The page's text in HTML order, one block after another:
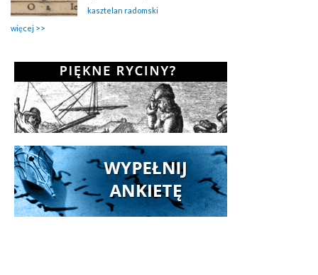
kasztelan radomski
więcej